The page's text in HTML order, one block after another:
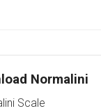
Normalini
Scale